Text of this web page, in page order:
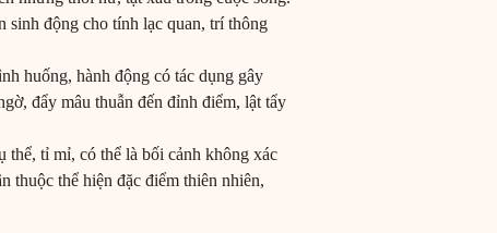
sinh động cho tính lạc quan, trí thông
huống, hành động có tác dụng gây
đẩy mâu thuẫn đến đỉnh điểm, lật tẩy
tỉ mỉ, có thể là bối cảnh không xác
thuộc thể hiện đặc điểm thiên nhiên,